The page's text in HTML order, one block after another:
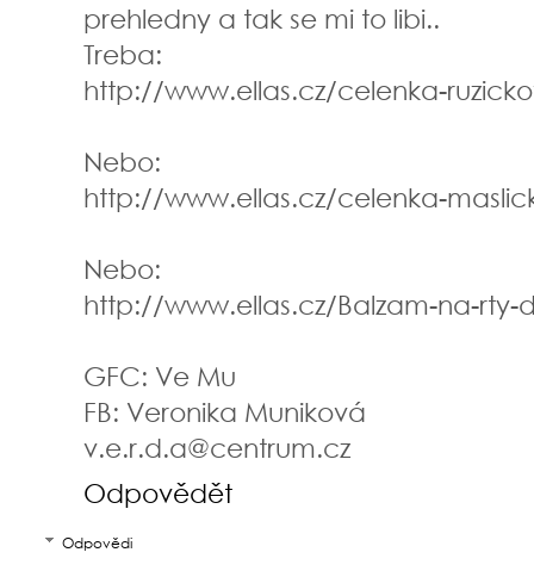
prehledny a tak se mi to libi..
Treba:
http://www.ellas.cz/celenka-
Nebo:
http://www.ellas.cz/celenka-
Nebo:
http://www.ellas.cz/Balzam-na-rty-
GFC: Ve Mu
FB: Veronika Muniková
v.e.r.d.a@centrum.cz
Odpovědět
Odpovědi